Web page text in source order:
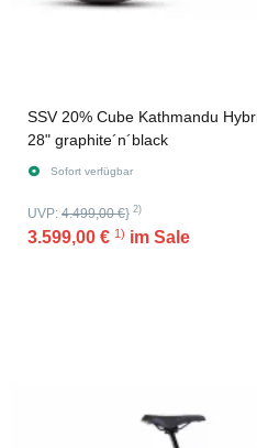
SSV 20% Cube Kathmandu
28" graphite´n´black
Sofort verfügbar
UVP: 4.499,00 €} 2)
3.599,00 € 1) im Sale